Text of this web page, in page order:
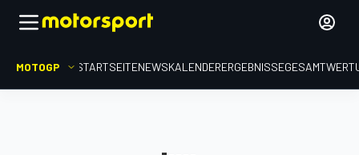
MOTOGP STARTSEITENEWSKALENDERERGEBNISSE